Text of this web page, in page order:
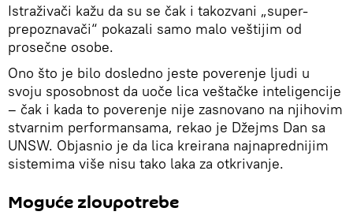
Istraživači kažu da su se čak i takozvani „super-
prepoznavači“ pokazali samo malo veštijim od
prosečne osobe.
Ono što je bilo dosledno jeste poverenje ljudi u
svoju sposobnost da uoče lica veštačke inteligencije
– čak i kada to poverenje nije zasnovano na njihovim
stvarnim performansama, rekao je Džejms Dan sa
UNSW. Objasnio je da lica kreirana najnaprednijim
sistemima više nisu tako laka za otkrivanje.
Moguće zloupotrebe